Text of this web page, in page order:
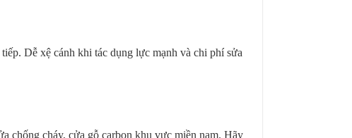
Dễ xệ cánh khi tác dụng lực mạnh và chi phí sửa
chống cháy, cửa gỗ carbon khu vực miền nam. Hãy